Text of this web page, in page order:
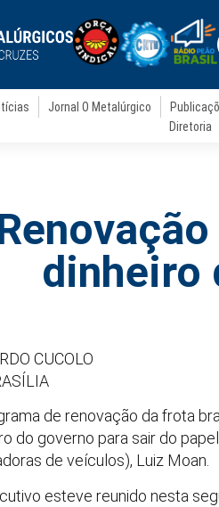
Jornal O Metalúrgico
Diretoria
dinheiro
CUCOLO
de renovação da frota
do governo para sair do
de veículos), Luiz Moan.
esteve reunido nesta